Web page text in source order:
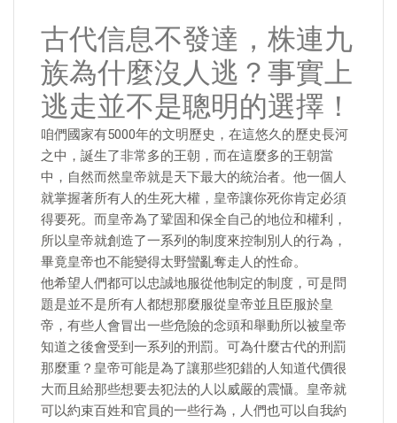
古代信息不發達，株連九
族為什麼沒人逃？事實上
逃走並不是聰明的選擇！
咱們國家有5000年的文明歷史，在這悠久的歷史長河
之中，誕生了非常多的王朝，而在這麼多的王朝當
中，自然而然皇帝就是天下最大的統治者。他一個人
就掌握著所有人的生死大權，皇帝讓你死你肯定必須
得要死。而皇帝為了鞏固和保全自己的地位和權利，
所以皇帝就創造了一系列的制度來控制別人的行為，
畢竟皇帝也不能變得太野蠻亂奪走人的性命。
他希望人們都可以忠誠地服從他制定的制度，可是問
題是並不是所有人都想那麼服從皇帝並且臣服於皇
帝，有些人會冒出一些危險的念頭和舉動所以被皇帝
知道之後會受到一系列的刑罰。可為什麼古代的刑罰
那麼重？皇帝可能是為了讓那些犯錯的人知道代價很
大而且給那些想要去犯法的人以威嚴的震懾。皇帝就
可以約束百姓和官員的一些行為，人們也可以自我約